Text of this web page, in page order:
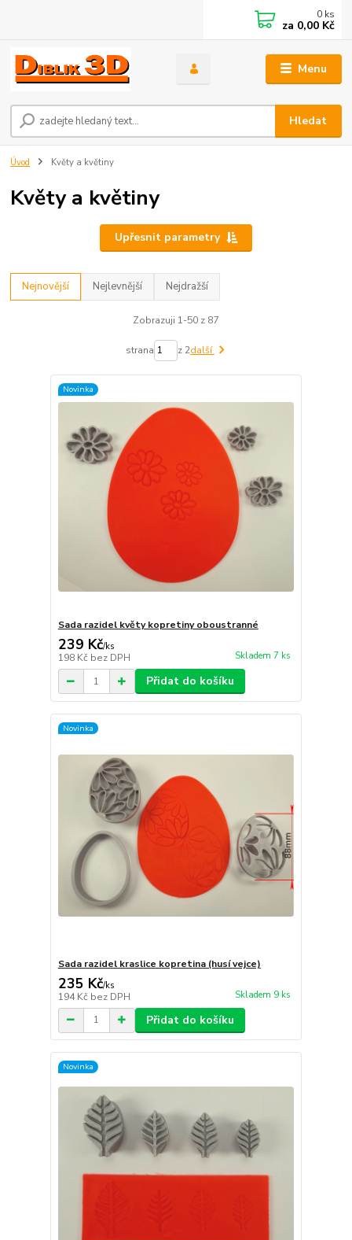
Menu
Hledat
0 ks
za 0,00 Kč
Úvod Květy a květiny
Květy a květiny
Upřesnit parametry
Nejnovější Nejlevnější Nejdražší
Zobrazuji 1-50 z 87
strana z 2další
Novinka
Sada razidel květy kopretiny oboustranné
239 Kč/ks
198 Kč bez DPH Skladem 7 ks
Přidat do košíku
Novinka
Sada razidel kraslice kopretina (husí vejce)
235 Kč/ks
194 Kč bez DPH Skladem 9 ks
Přidat do košíku
Novinka